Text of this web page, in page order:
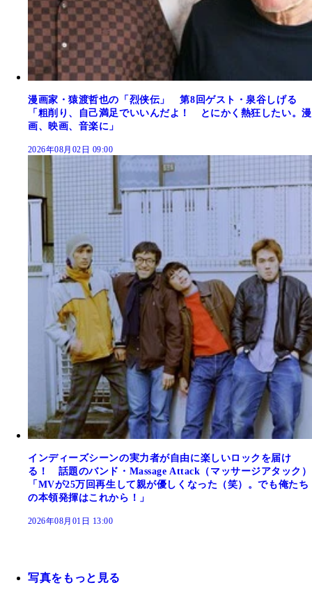
漫画家・猿渡哲也の「烈侠伝」 第8回ゲスト・泉谷しげる
「粗削り、自己満足でいいんだよ！ とにかく熱狂したい。漫
画、映画、音楽に」
2026年08月02日 09:00
インディーズシーンの実力者が自由に楽しいロックを届け
る！ 話題のバンド・Massage Attack（マッサージアタック）
「MVが25万回再生して親が優しくなった（笑）。でも俺たち
の本領発揮はこれから！」
2026年08月01日 13:00
写真をもっと見る